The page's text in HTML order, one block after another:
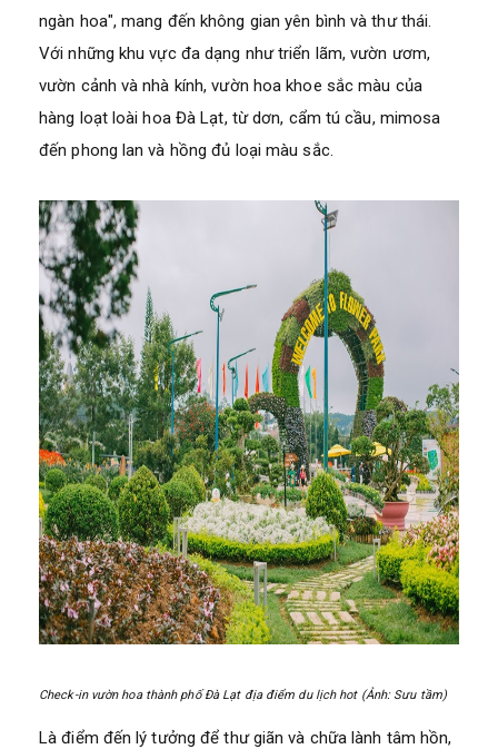
ngàn hoa", mang đến không gian yên bình và thư thái.
Với những khu vực đa dạng như triển lãm, vườn ươm,
vườn cảnh và nhà kính, vườn hoa khoe sắc màu của
hàng loạt loài hoa Đà Lạt, từ dơn, cẩm tú cầu, mimosa
đến phong lan và hồng đủ loại màu sắc.
Check-in vườn hoa thành phố Đà Lạt địa điểm du lịch hot (Ảnh: Sưu tầm)
Là điểm đến lý tưởng để thư giãn và chữa lành tâm hồn,